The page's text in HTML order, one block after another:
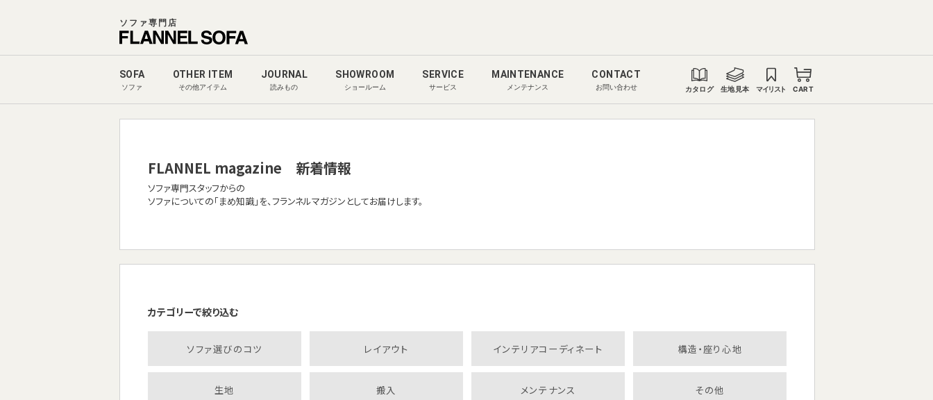
ソファ専門店
SOFA
ソファ
OTHER ITEM
その他アイテム
JOURNAL
読みもの
SHOWROOM
ショールーム
SERVICE
サービス
MAINTENANCE
メンテナンス
CONTACT
お問い合わせ カタログ 生地見本 マイリスト CART
FLANNEL magazine 新着情報
ソファ専門スタッフからの
ソファについての「まめ知識」を、フランネルマガジンとしてお届けします。
カテゴリーで絞り込む
ソファ選びのコツ レイアウト インテリアコーディネート 構造・座り心地
生地 搬入 メンテナンス その他